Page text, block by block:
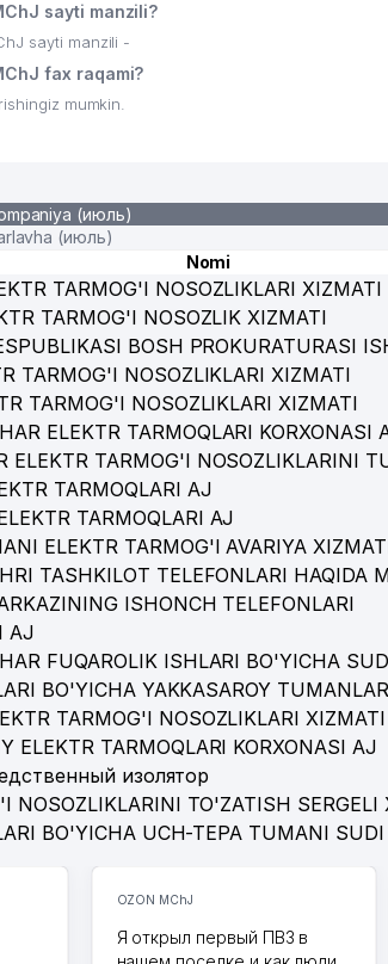
MChJ
MChJ
AJ
MChJ
MChJ
MChJ
ТЕРРИТОРИАЛЬНОЕ
sayti manzili?
sayti manzili -
fax raqami?
mumkin.
(июль)
(июль)
Nomi
TARMOG'I NOSOZLIKLARI XIZMATI
TARMOG'I NOSOZLIK XIZMATI
BOSH PROKURATURASI
TARMOG'I NOSOZLIKLARI XIZMATI
TARMOG'I NOSOZLIKLARI XIZMATI
ELEKTR TARMOQLARI KORXONASI
ELEKTR TARMOG'I NOSOZLIKLARINI
TARMOQLARI AJ
TARMOQLARI AJ
ELEKTR TARMOG'I AVARIYA
TASHKILOT TELEFONLARI HAQIDA
ISHONCH TELEFONLARI
AJ
FUQAROLIK ISHLARI BO'YICHA
BO'YICHA YAKKASAROY
TARMOG'I NOSOZLIKLARI XIZMATI
ELEKTR TARMOQLARI KORXONASI AJ
изолятор
NOSOZLIKLARINI TO'ZATISH SERGELI
BO'YICHA UCH-TEPA TUMANI SUDI
OZON MChJ
Я открыл первый ПВЗ в